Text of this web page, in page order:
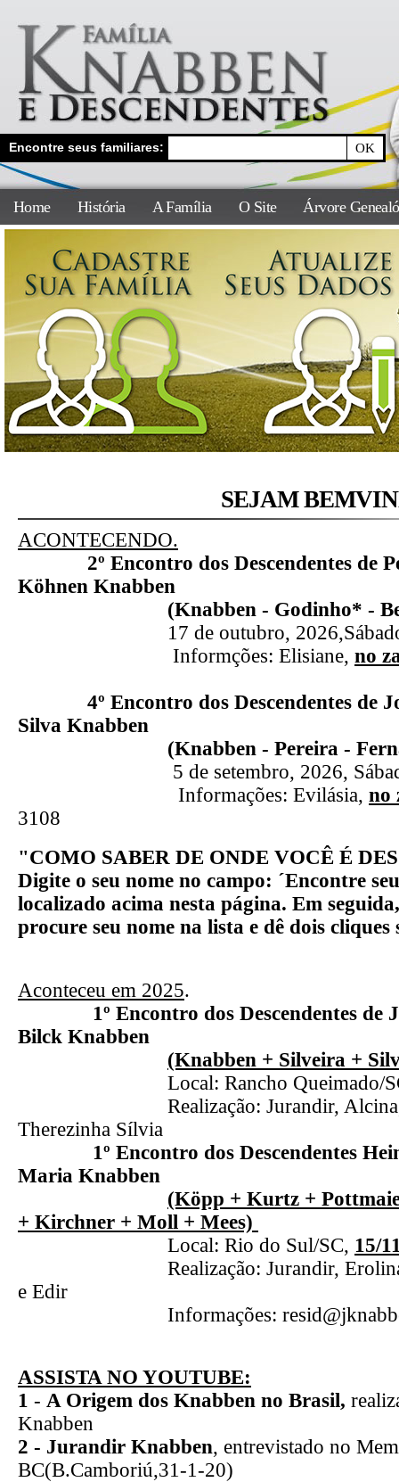
Encontre seus familiares:
Home História A Família O Site Árvore
SEJAM
ACONTECENDO.
2º Encontro dos Descendentes de
Köhnen Knabben
(Knabben - Godinho* -
17 de outubro, 2026,Sábado,
Informções: Elisiane, no
4º Encontro dos Descendentes de
Silva Knabben
(Knabben - Pereira -
5 de setembro, 2026, Sábado,
Informações: Evilásia, no
3108
"COMO SABER DE ONDE VOCÊ É
Digite o seu nome no campo: ´Encontre
localizado acima nesta página. Em
procure seu nome na lista e dê dois
Aconteceu em 2025.
1º Encontro dos Descendentes de
Bilck Knabben
(Knabben + Silveira +
Local: Rancho Queimado/
Realização: Jurandir, Alcina,
Therezinha Sílvia
1º Encontro dos Descendentes
Maria Knabben
(Köpp + Kurtz +
+ Kirchner + Moll + Mees)
Local: Rio do Sul/SC, 15/
Realização: Jurandir, Erolina,
e Edir
Informações:
ASSISTA NO YOUTUBE:
1 - A Origem dos Knabben no Brasil,
Knabben
2 - Jurandir Knabben, entrevistado no
BC(B.Camboriú,31-1-20)